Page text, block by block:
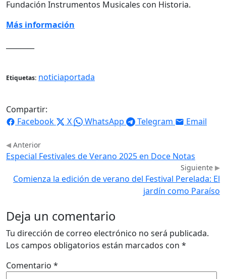
Fundación Instrumentos Musicales con Historia.
Más información
Etiquetas: noticiaportada
Compartir:
Facebook
X WhatsApp Telegram Email
Anterior
Especial Festivales de Verano 2025 en Doce Notas
Siguiente
Comienza la edición de verano del Festival Perelada: El
jardín como Paraíso
Deja un comentario
Tu dirección de correo electrónico no será publicada.
Los campos obligatorios están marcados con *
Comentario *